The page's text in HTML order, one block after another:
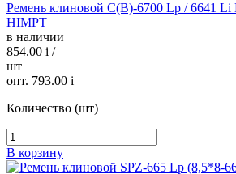
Ремень клиновой С(В)-6700 Lp / 6641
HIMPT
в наличии
854.00 i /
шт
опт. 793.00 i
Количество (шт)
В корзину